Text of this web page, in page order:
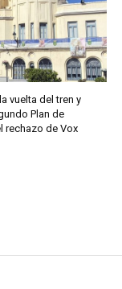
vuelta del tren y
Plan de
rechazo de Vox